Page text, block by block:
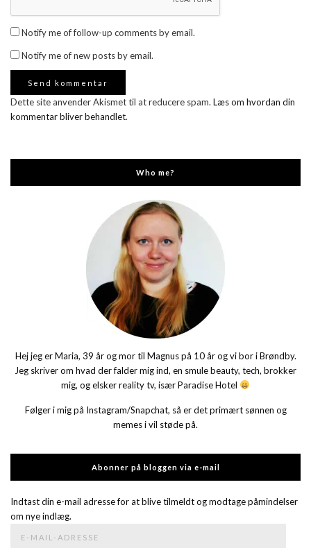
Notify me of follow-up comments by email.
Notify me of new posts by email.
Dette site anvender Akismet til at reducere spam. Læs om hvordan din
kommentar bliver behandlet.
Who me?
Hej jeg er Maria, 39 år og mor til Magnus på 10 år og vi bor i Brøndby.
Jeg skriver om hvad der falder mig ind, en smule beauty, tech, brokker
mig, og elsker reality tv, især Paradise Hotel
Følger i mig på Instagram/Snapchat, så er det primært sønnen og
memes i vil støde på.
Abonner på bloggen via e-mail
Indtast din e-mail adresse for at blive tilmeldt og modtage påmindelser
om nye indlæg.